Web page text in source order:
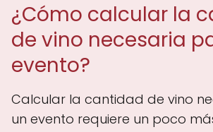
¿Cómo calcular la
de vino necesaria
evento?
Calcular la cantidad de vino
un evento requiere un poco